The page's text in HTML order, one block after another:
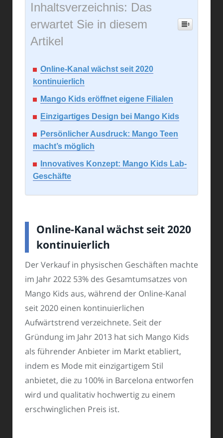
Inhaltsverzeichnis: Das
erwartet Sie in diesem
Artikel
Online-Kanal wächst seit 2020
kontinuierlich
Mango Kids eröffnet eigene Filialen
Einzigartiges Design bei Mango Kids
Persönlicher Ausdruck: Mango Teen
macht’s möglich
Innovatives Konzept: Mango Kids Lab-
Geschäfte
Online-Kanal wächst seit 2020
kontinuierlich
Der Verkauf in physischen Geschäften machte
im Jahr 2022 53% des Gesamtumsatzes von
Mango Kids aus, während der Online-Kanal
seit 2020 einen kontinuierlichen
Aufwärtstrend verzeichnete. Seit der
Gründung im Jahr 2013 hat sich Mango Kids
als führender Anbieter im Markt etabliert,
indem es Mode mit einzigartigem Stil
anbietet, die zu 100% in Barcelona entworfen
wird und qualitativ hochwertig zu einem
erschwinglichen Preis ist.